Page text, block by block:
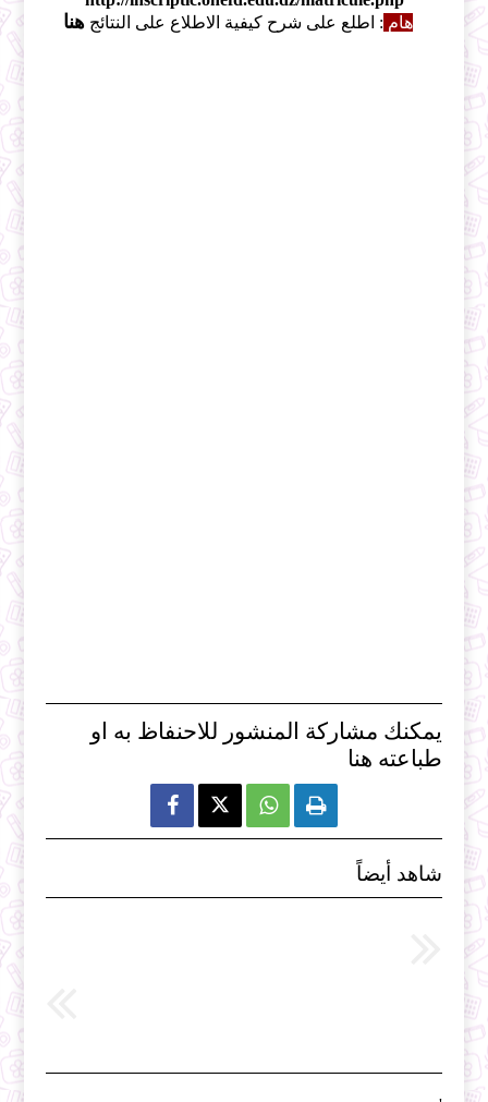
هام : اطلع على شرح كيفية الاطلاع على النتائجهنا
يمكنك مشاركة المنشور للاحنفاظ به او
طباعته هنا
  
شاهد أيضاً